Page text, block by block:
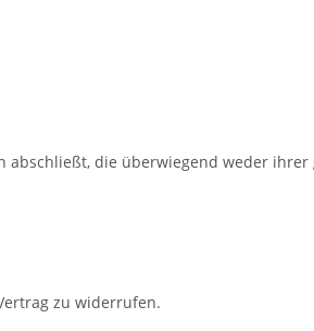
abschließt, die überwiegend weder
zu widerrufen.